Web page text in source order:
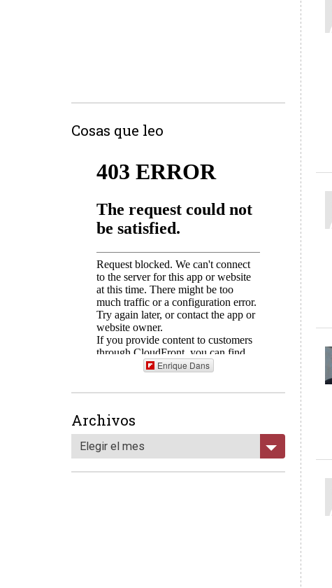
Cosas que leo
Enrique Dans
Archivos
Elegir el mes